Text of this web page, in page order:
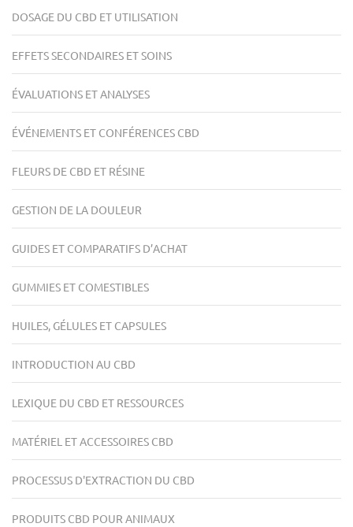
DOSAGE DU CBD ET UTILISATION
EFFETS SECONDAIRES ET SOINS
ÉVALUATIONS ET ANALYSES
ÉVÉNEMENTS ET CONFÉRENCES CBD
FLEURS DE CBD ET RÉSINE
GESTION DE LA DOULEUR
GUIDES ET COMPARATIFS D’ACHAT
GUMMIES ET COMESTIBLES
HUILES, GÉLULES ET CAPSULES
INTRODUCTION AU CBD
LEXIQUE DU CBD ET RESSOURCES
MATÉRIEL ET ACCESSOIRES CBD
PROCESSUS D'EXTRACTION DU CBD
PRODUITS CBD POUR ANIMAUX